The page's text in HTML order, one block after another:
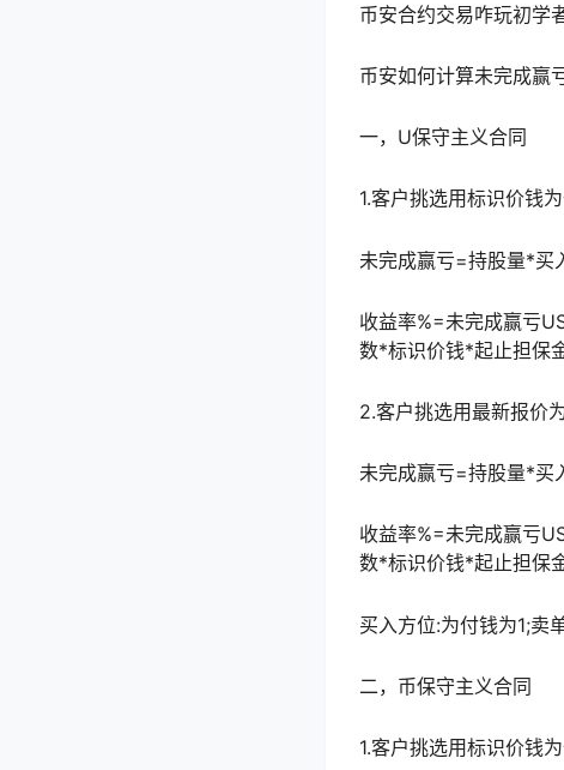
币安合约交易咋玩初学
币安如何计算未完成赢
一，U保守主义合同
1.客户挑选用标识价钱
未完成赢亏=持股量*买
收益率%=未完成赢亏
数*标识价钱*起止担保
2.客户挑选用最新报价
未完成赢亏=持股量*买
收益率%=未完成赢亏
数*标识价钱*起止担保
买入方位:为付钱为1;卖
二，币保守主义合同
1.客户挑选用标识价钱